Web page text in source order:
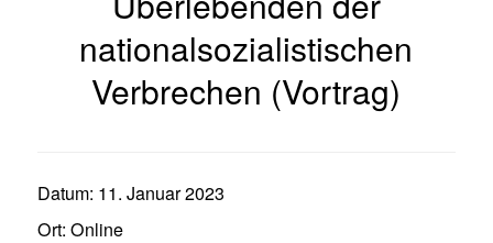
nationalsozialistischen
Verbrechen (Vortrag)
Datum: 11. Januar 2023
Ort: Online